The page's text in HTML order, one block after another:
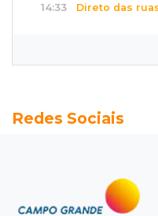
14:33 Direto das
Gracyanne Barbosa
R$ 200 mil
Operação
Redes Sociais